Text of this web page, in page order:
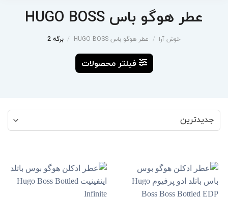
عطر هوگو باس HUGO BOSS
خوش آرا / عطر هوگو باس HUGO BOSS / برگه 2
فیلتر محصولات